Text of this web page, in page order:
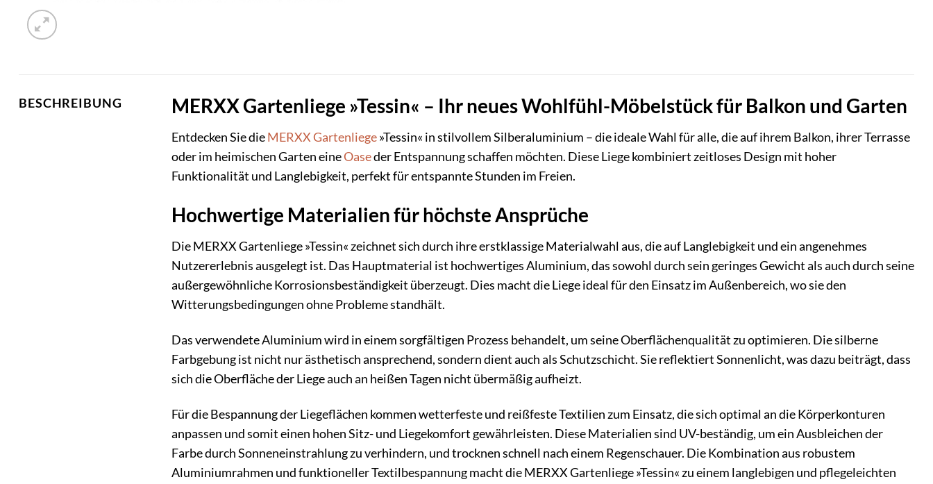
BESCHREIBUNG MERXX Gartenliege »Tessin« – Ihr neues Wohlfühl-Möbelstück für Balkon und Garten
Entdecken Sie dieMERXXGartenliege»Tessin« in stilvollem Silberaluminium – die ideale Wahl für alle, die auf ihrem Balkon, ihrer Terrasse
oder im heimischen Garten eineOaseder Entspannung schaffen möchten. Diese Liege kombiniert zeitloses Design mit hoher
Funktionalität und Langlebigkeit, perfekt für entspannte Stunden im Freien.
Hochwertige Materialien für höchste Ansprüche
Die MERXX Gartenliege »Tessin« zeichnet sich durch ihre erstklassige Materialwahl aus, die auf Langlebigkeit und ein angenehmes
Nutzererlebnis ausgelegt ist. Das Hauptmaterial ist hochwertiges Aluminium, das sowohl durch sein geringes Gewicht als auch durch seine
außergewöhnliche Korrosionsbeständigkeit überzeugt. Dies macht die Liege ideal für den Einsatz im Außenbereich, wo sie den
Witterungsbedingungen ohne Probleme standhält.
Das verwendete Aluminium wird in einem sorgfältigen Prozess behandelt, um seine Oberflächenqualität zu optimieren. Die silberne
Farbgebung ist nicht nur ästhetisch ansprechend, sondern dient auch als Schutzschicht. Sie reflektiert Sonnenlicht, was dazu beiträgt, dass
sich die Oberfläche der Liege auch an heißen Tagen nicht übermäßig aufheizt.
Für die Bespannung der Liegeflächen kommen wetterfeste und reißfeste Textilien zum Einsatz, die sich optimal an die Körperkonturen
anpassen und somit einen hohen Sitz- und Liegekomfort gewährleisten. Diese Materialien sind UV-beständig, um ein Ausbleichen der
Farbe durch Sonneneinstrahlung zu verhindern, und trocknen schnell nach einem Regenschauer. Die Kombination aus robustem
Aluminiumrahmen und funktioneller Textilbespannung macht die MERXX Gartenliege »Tessin« zu einem langlebigen und pflegeleichten